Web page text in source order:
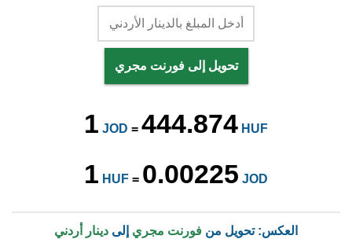
تحويل إلى فورنت مجري
1 JOD = 444.874 HUF
1 HUF = 0.00225 JOD
العكس: تحويل من فورنت مجري إلى دينار أردني